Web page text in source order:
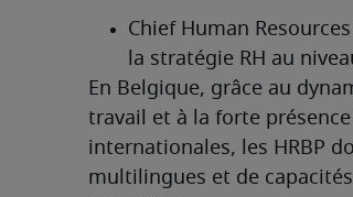
Chief Human
la stratégie RH au
En Belgique, grâce au
travail et à la forte présence
internationales, les HRBP
multilingues et de